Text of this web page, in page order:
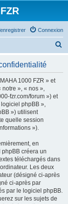
Connexion
1000 FZR » et
notre », « nos »,
fzr.com/forum ») et
phpBB »,
») utilisent
quelle session
»).
en
phpBB créera un
téléchargés dans
Les deux
(désigné ci-après
ci-après par
par le logiciel phpBB.
sur les sujets de